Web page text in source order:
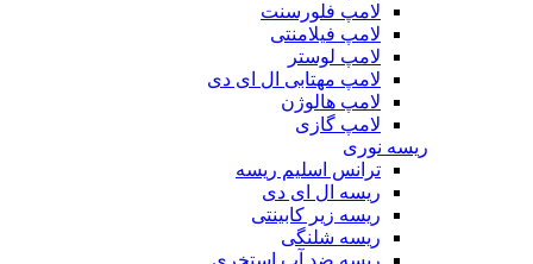
لامپ فلورسنت
لامپ فیلامنتی
لامپ لوستر
لامپ مهتابی ال ای دی
لامپ هالوژن
لامپ گازی
ریسه نوری
ترانس اسلیم ریسه
ریسه ال ای دی
ریسه زیر کابینتی
ریسه شلنگی
ریسه ضد آب استخری